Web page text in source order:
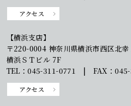
アクセス
【横浜支店】
〒220-0004 神奈川県横浜市西区北幸
横浜ＳＴビル 7F
TEL：045-311-0771 | FAX：045-
アクセス